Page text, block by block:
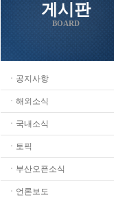
게시판
BOARD
ㆍ공지사항
ㆍ해외소식
ㆍ국내소식
ㆍ토픽
ㆍ부산오픈소식
ㆍ언론보도